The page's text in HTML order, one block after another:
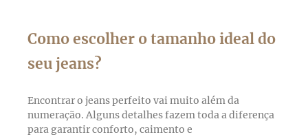
Como escolher o tamanho ideal do
seu jeans?
Encontrar o jeans perfeito vai muito além da
numeração. Alguns detalhes fazem toda a diferença
para garantir conforto, caimento e